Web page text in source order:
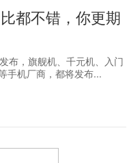
都不错，你更期
布，旗舰机、千元机、入门
手机厂商，都将发布...